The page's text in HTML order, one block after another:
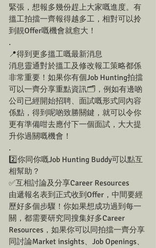
緊張，想報多幾份趕上大家嘅進度。有
搵工拍擋一齊報得越多工，相對可以拎
到靚Offer嘅機會就愈大！
.
📍得到更多搵工嘅最新消息
消息靈通對於搵工及修改報工策略都係
非常重要！如果你有個Job Hunting拍擋
可以一齊分享重點資訊🗂，例如有邊啲
公司已經開始招聘、面試嘅形式同內容
係點，得到呢啲致勝關鍵，就可以令你
更有準備咁去應付下一個面試，大大提
升你過關嘅機會！
.
2️⃣你同你嘅Job Hunting Buddy可以點互
相幫助？
✅互相討論及分享Career Resources
由遞報名表到正式收到Offer，中間要經
歷好多個步驟！你如果想成功過到每一
關，都需要研究同搜集好多Career
Resources，如果你可以同拍擋一齊分享
同討論Market insights、Job Openings、